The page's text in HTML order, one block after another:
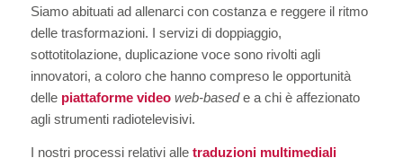
Siamo abituati ad allenarci con costanza e reggere il ritmo
delle trasformazioni. I servizi di doppiaggio,
sottotitolazione, duplicazione voce sono rivolti agli
innovatori, a coloro che hanno compreso le opportunità
dellepiattaforme video web-basede a chi è affezionato
agli strumenti radiotelevisivi.
I nostri processi relativi alle traduzioni multimediali